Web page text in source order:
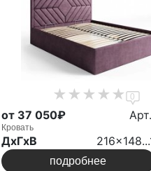
0
от 37 050₽
Кровать
ДxГxВ
подробнее